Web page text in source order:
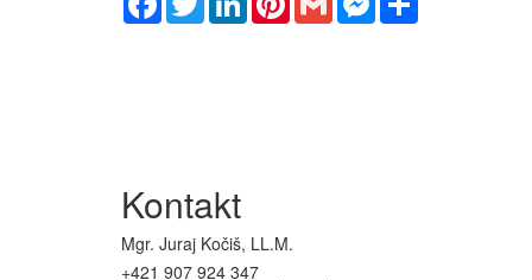
Kontakt
Mgr. Juraj Kočiš, LL.M.
+421 907 924 347